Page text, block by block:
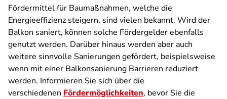
Fördermittel für Baumaßnahmen, welche die
Energieeffizienz steigern, sind vielen bekannt. Wird der
Balkon saniert, können solche Fördergelder ebenfalls
genutzt werden. Darüber hinaus werden aber auch
weitere sinnvolle Sanierungen gefördert, beispielsweise
wenn mit einer Balkonsanierung Barrieren reduziert
werden. Informieren Sie sich über die
verschiedenen Fördermöglichkeiten, bevor Sie die